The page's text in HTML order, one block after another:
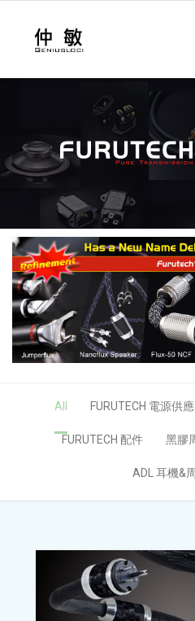
All FURUTECH 電源供
FURUTECH 配件 黑膠
ADL 耳機&